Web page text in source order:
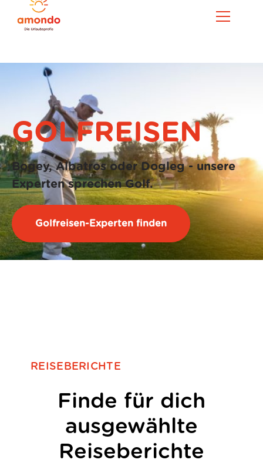
GOLFREISEN
Bogey, Albatros oder Dogleg - unsere
Experten sprechen Golf.
Golfreisen-Experten finden
REISEBERICHTE
Finde für dich
ausgewählte
Reiseberichte